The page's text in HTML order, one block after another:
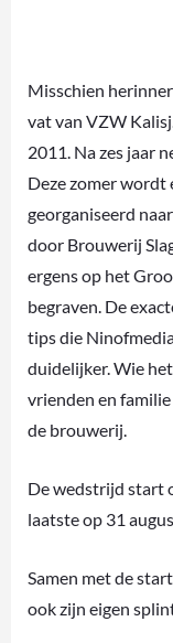
Misschien
vat van VZW
2011. Na zes jaar
Deze zomer wordt
georganiseerd
door Brouwerij
ergens op het
begraven. De
tips die
duidelijker. Wie
vrienden en
de brouwerij.
De wedstrijd start
laatste op 31
Samen met de
ook zijn eigen